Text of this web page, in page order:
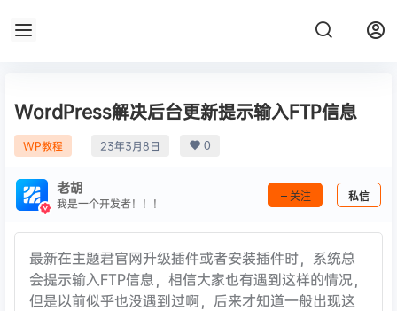
WordPress解决后台更新提示输入FTP信息
WP教程 23年3月8日 0
老胡
我是一个开发者！！！ 关注 私信
最新在主题君官网升级插件或者安装插件时，系统总
会提示输入FTP信息，相信大家也有遇到这样的情况，
但是以前似乎也没遇到过啊，后来才知道一般出现这